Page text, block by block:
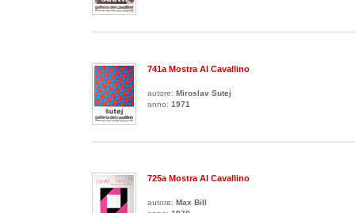
741a Mostra Al Cavallino
autore: Miroslav Sutej
anno: 1971
725a Mostra Al Cavallino
autore: Max Bill